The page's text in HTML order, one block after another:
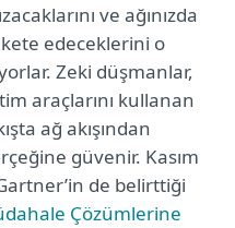
ve ağınızda
edeceklerini o
Zeki düşmanlar,
araçlarını kullanan
ağ akışından
güvenir. Kasım
de belirttiği
Çözümlerine